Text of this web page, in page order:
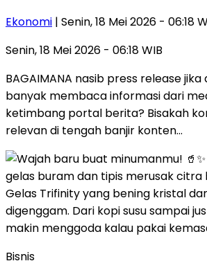
Ekonomi | Senin, 18 Mei 2026 - 06:18
Senin, 18 Mei 2026 - 06:18 WIB
BAGAIMANA nasib press release jika
banyak membaca informasi dari
ketimbang portal berita? Bisakah
relevan di tengah banjir konten…
Bisnis